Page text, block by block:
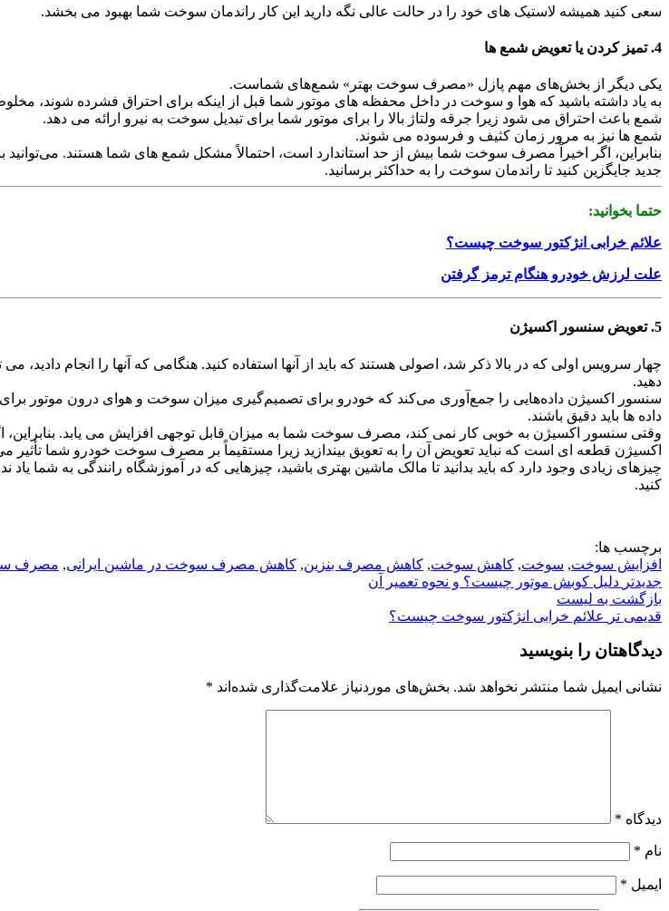
سعی کنید همیشه لاستیک های خود را در حالت عالی نگه دارید این کار راندمان سوخت شما بهبود می بخشد.
4. تمیز کردن یا تعویض شمع ها
یکی دیگر از بخش‌های مهم پازل «مصرف سوخت بهتر» شمع‌های شماست.
به یاد داشته باشید که هوا و سوخت در داخل محفظه های موتور شما قبل از اینکه برای احتراق فشرده شوند،
شمع باعث احتراق می شود زیرا جرقه ولتاژ بالا را برای موتور شما برای تبدیل سوخت به نیرو ارائه می دهد.
شمع ها نیز به مرور زمان کثیف و فرسوده می شوند.
بنابراین، اگر اخیراً مصرف سوخت شما بیش از حد استاندارد است، احتمالاً مشکل شمع های شما هستند. می‌توانید
جدید جایگزین کنید تا راندمان سوخت را به حداکثر برسانید.
حتما بخوانید:
علائم خرابی انژکتور سوخت چیست؟
علت لرزش خودرو هنگام ترمز گرفتن
5. تعویض سنسور اکسیژن
چهار سرویس اولی که در بالا ذکر شد، اصولی هستند که باید از آنها استفاده کنید. هنگامی که آنها را انجام
دهید.
سنسور اکسیژن داده‌هایی را جمع‌آوری می‌کند که خودرو برای تصمیم‌گیری میزان سوخت و هوای درون موتور
داده ها باید دقیق باشند.
وقتی سنسور اکسیژن به خوبی کار نمی کند، مصرف سوخت شما به میزان قابل توجهی افزایش می یابد. بنابراین،
اکسیژن قطعه ای است که نباید تعویض آن را به تعویق بیندازید زیرا مستقیماً بر مصرف سوخت خودرو شما تأثیر
چیزهای زیادی وجود دارد که باید بدانید تا مالک ماشین بهتری باشید، چیزهایی که در آموزشگاه رانندگی به شما یاد
کنید.
برچسب ها:
افزایش سوخت, سوخت, کاهش سوخت, کاهش مصرف بنزین, کاهش مصرف سوخت در ماشین ایرانی, مصرف
جدیدتر دلیل کوبش موتور چیست؟ و نحوه تعمیر آن
بازگشت به لیست
قدیمی تر
علائم خرابی انژکتور سوخت چیست؟
دیدگاهتان را بنویسید
نشانی ایمیل شما منتشر نخواهد شد. بخش‌های موردنیاز علامت‌گذاری شده‌اند *
دیدگاه *
نام *
ایمیل *